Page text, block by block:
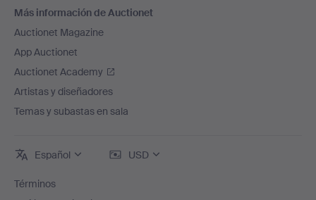
Más información de Auctionet
Auctionet Magazine
App Auctionet
Auctionet Academy
Artistas y diseñadores
Temas y subastas en sala
Español USD
Términos